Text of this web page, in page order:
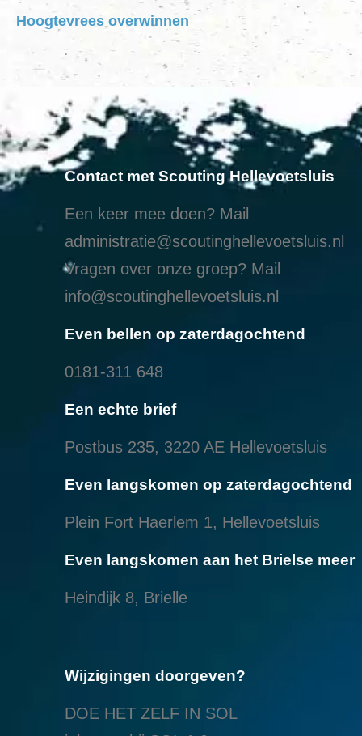
Hoogtevrees overwinnen
Contact met Scouting Hellevoetsluis
Een keer mee doen? Mail
administratie@scoutinghellevoetsluis.nl
Vragen over onze groep? Mail
info@scoutinghellevoetsluis.nl
Even bellen op zaterdagochtend
0181-311 648
Een echte brief
Postbus 235, 3220 AE Hellevoetsluis
Even langskomen op zaterdagochtend
Plein Fort Haerlem 1, Hellevoetsluis
Even langskomen aan het Brielse meer
Heindijk 8, Brielle
Wijzigingen doorgeven?
DOE HET ZELF IN SOL